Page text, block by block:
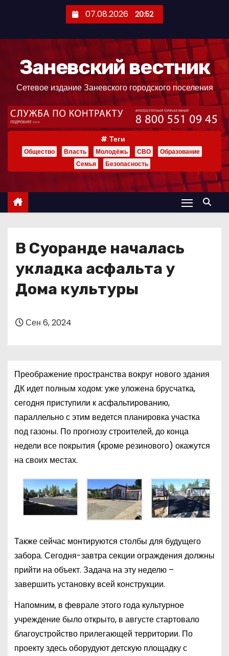
ж
07.08.2026 20:52
Заневский вестник
Сетевое издание Заневского городского поселения
Теги
Общество Власть Молодёжь СВО
Образование
Семья
Безопасность
В Суоранде началась
укладка асфальта у
Дома культуры
Сен 6, 2024
Преображение пространства вокруг нового здания
ДК идет полным ходом: уже уложена брусчатка,
сегодня приступили к асфальтированию,
параллельно с этим ведется планировка участка
под газоны. По прогнозу строителей, до конца
недели все покрытия (кроме резинового) окажутся
на своих местах.
Также сейчас монтируются столбы для будущего
забора. Сегодня-завтра секции ограждения должны
прийти на объект. Задача на эту неделю –
завершить установку всей конструкции.
Напомним, в феврале этого года культурное
учреждение было открыто, в августе стартовало
благоустройство прилегающей территории. По
проекту здесь оборудуют детскую площадку с